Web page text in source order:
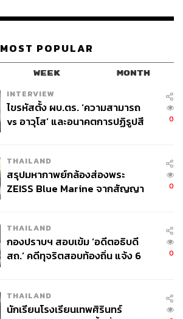
MOST POPULAR
WEEK MONTH
INTERVIEW
ไขรหัสตั้ง ผบ.ตร. ‘ความสามารถ
vs อาวุโส’ และอนาคตการปฏิรูปสี
0
THAILAND
สรุปมหากาพย์กล้องส่องพระ
ZEISS Blue Marine จากสัญญา
จ่ายหนี้-แอบระบุแบรนด์
0
THAILAND
กองปราบฯ สอบเข้ม ‘อดีตอธิบดี
สถ.’ คดีทุจริตสอบท้องถิ่น แจ้ง 6
0
THAILAND
นักเรียนโรงเรียนเทพศิรินทร์